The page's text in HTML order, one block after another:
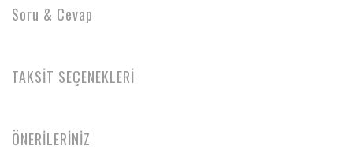
Soru & Cevap
TAKSİT SEÇENEKLERİ
ÖNERİLERİNİZ